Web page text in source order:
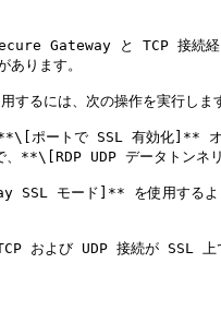
と TCP 接続経由で
ります。
るには、次の操作を実行しま
ートで SSL 有効化]** オプ
UDP データトンネリ
モード]** を使用するよう構
および UDP 接続が SSL 上